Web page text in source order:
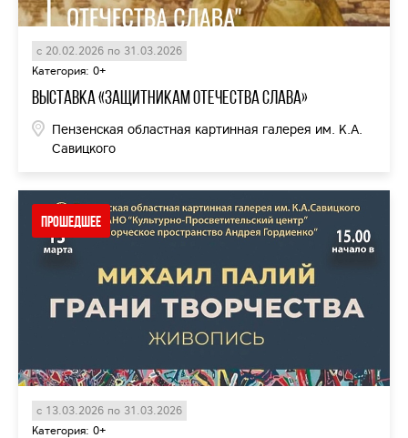
с 20.02.2026 по 31.03.2026
Категория: 0+
Выставка «Защитникам Отечества Слава»
Пензенская областная картинная галерея им. К.А.
Савицкого
Прошедшее
с 13.03.2026 по 31.03.2026
Категория: 0+